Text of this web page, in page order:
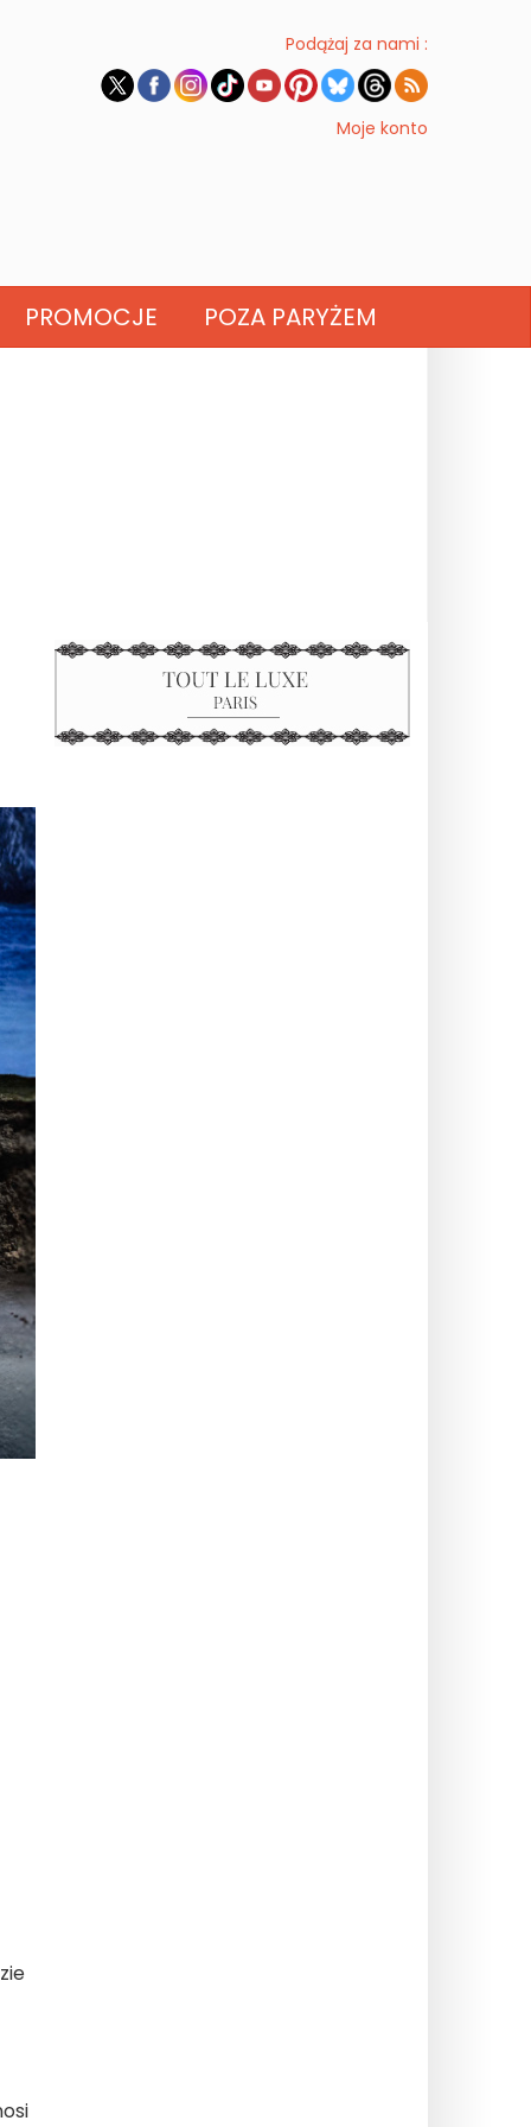
Podążaj za nami :
Moje konto
PROMOCJE POZA PARYŻEM